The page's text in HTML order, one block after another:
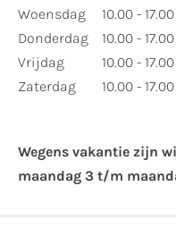
Woensdag
Donderdag
Vrijdag
Zaterdag
10.00 - 17.00
10.00 - 17.00
10.00 - 17.00
10.00 - 17.00
Wegens vakantie zijn
maandag 3 t/m